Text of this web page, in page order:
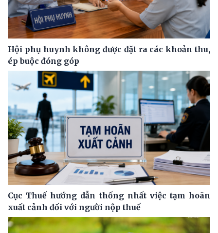
Hội phụ huynh không được đặt ra các khoản thu,
ép buộc đóng góp
Cục Thuế hướng dẫn thống nhất việc tạm hoãn
xuất cảnh đối với người nộp thuế